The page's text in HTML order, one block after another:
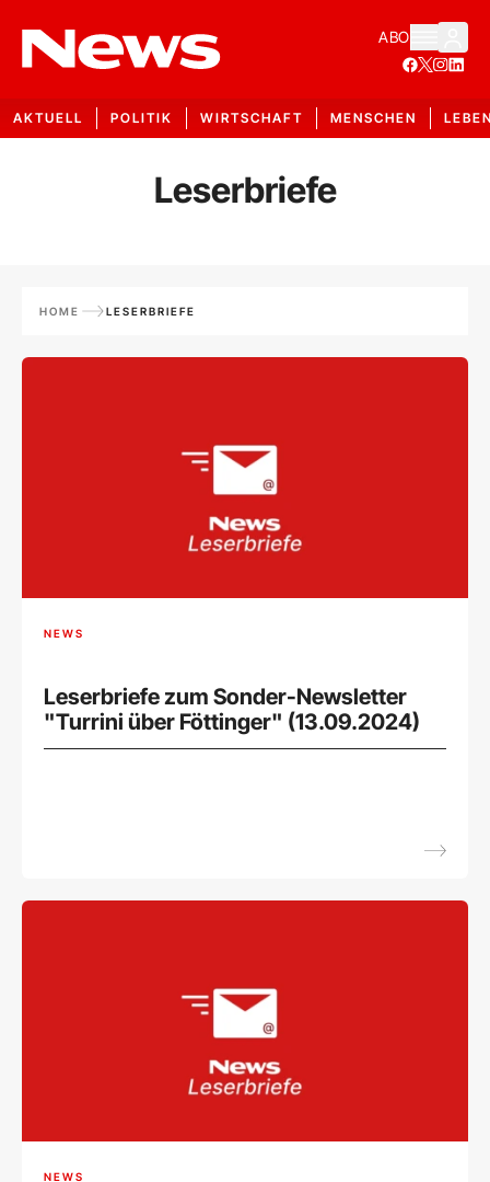
ABO
AKTUELL POLITIK WIRTSCHAFT MENSCHEN
Leserbriefe
HOME LESERBRIEFE
NEWS
Leserbriefe zum Sonder-Newsletter
"Turrini über Föttinger" (13.09.2024)
NEWS